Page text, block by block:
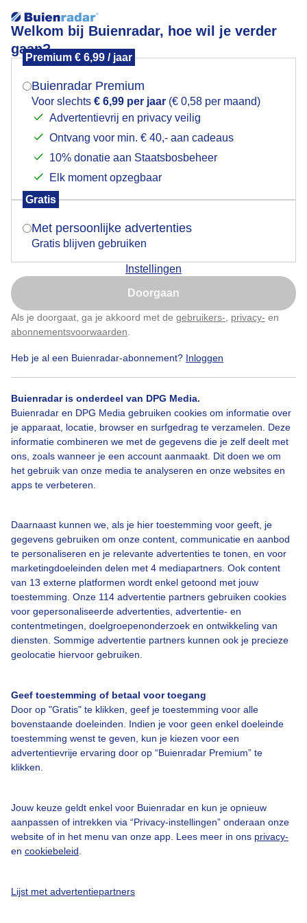
Welkom bij Buienradar, hoe wil je verder
gaan?
Premium € 6,99 / jaar
Buienradar Premium
Voor slechts € 6,99 per jaar (€ 0,58 per maand)
Advertentievrij en privacy veilig
Ontvang voor min. € 40,- aan cadeaus
10% donatie aan Staatsbosbeheer
Elk moment opzegbaar
Gratis
Met persoonlijke advertenties
Gratis blijven gebruiken
Instellingen
Doorgaan
Als je doorgaat, ga je akkoord met de gebruikers- privacy- en
abonnementsvoorwaarden
Heb je al een Buienradar-abonnement? Inloggen
Buienradar is onderdeel van DPG Media.
Buienradar en DPG Media gebruiken cookies om informatie over
je apparaat, locatie, browser en surfgedrag te verzamelen. Deze
informatie combineren we met de gegevens die je zelf deelt met
ons, zoals wanneer je een account aanmaakt. Dit doen we om
het gebruik van onze media te analyseren en onze websites en
apps te verbeteren.
Daarnaast kunnen we, als je hier toestemming voor geeft, je
gegevens gebruiken om onze content, communicatie en aanbod
te personaliseren en je relevante advertenties te tonen, en voor
marketingdoeleinden delen met 4 mediapartners. Ook content
van 13 externe platformen wordt enkel getoond met jouw
toestemming. Onze 114 advertentie partners gebruiken cookies
voor gepersonaliseerde advertenties, advertentie- en
contentmetingen, doelgroepenonderzoek en ontwikkeling van
diensten. Sommige advertentie partners kunnen ook je precieze
geolocatie hiervoor gebruiken.
Geef toestemming of betaal voor toegang
Door op "Gratis" te klikken, geef je toestemming voor alle
bovenstaande doeleinden. Indien je voor geen enkel doeleinde
toestemming wenst te geven, kun je kiezen voor een
advertentievrije ervaring door op “Buienradar Premium” te
klikken.
Jouw keuze geldt enkel voor Buienradar en kun je opnieuw
aanpassen of intrekken via “Privacy-instellingen” onderaan onze
website of in het menu van onze app. Lees meer in ons privacy-
en cookiebeleid
Lijst met advertentiepartners
In het zonnetje.
In het zonnetje.
Zon Wolken Dieren
Bekijk slideshow
Een moment geduld aub...
Bedrijfsgegevens
Veelgestelde vragen
Contact
Gebruikersvoorwaarden
Adverteren
Buienradar Team
Cookie beleid
Mogen we je locatie gebruiken voor het
Indien je hier nog geen akkoord op hebt gegeven,
verschijnt er zo een pop-up uit je browser waarin
Is goed, toon de popup
Nu niet, misschien later
Klik hierom dit aan te passen